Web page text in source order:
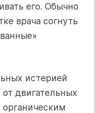
его. Обычно
врача согнуть
истерией
двигательных
органическим